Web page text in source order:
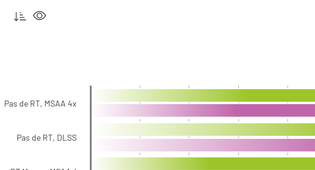
Pas de RT, MSAA 4x
Pas de RT, DLSS